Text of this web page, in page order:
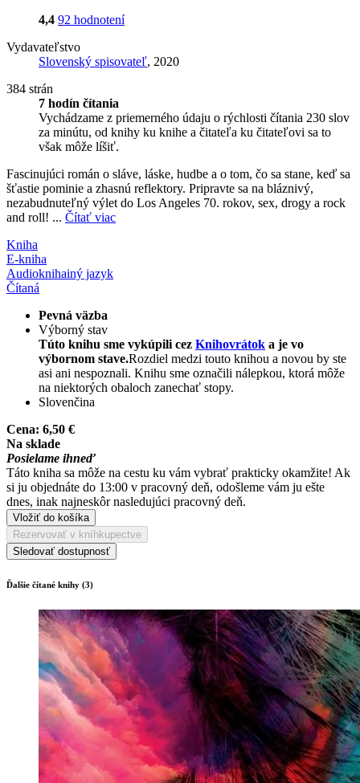
4,4 92 hodnotení
Vydavateľstvo
Slovenský spisovateľ, 2020
384 strán
7 hodín čítania
Vychádzame z priemerného údaju o rýchlosti čítania 230 slov
za minútu, od knihy ku knihe a čitateľa ku čitateľovi sa to
však môže líšiť.
Fascinujúci román o sláve, láske, hudbe a o tom, čo sa stane, keď sa
šťastie pominie a zhasnú reflektory. Pripravte sa na bláznivý,
nezabudnuteľný výlet do Los Angeles 70. rokov, sex, drogy a rock
and roll! ... Čítať viac
Kniha
E-kniha
Audioknihainý jazyk
Čítaná
Pevná väzba
Výborný stav
Túto knihu sme vykúpili cez Knihovrátok a je vo
výbornom stave.Rozdiel medzi touto knihou a novou by ste
asi ani nespoznali. Knihu sme označili nálepkou, ktorá môže
na niektorých obaloch zanechať stopy.
Slovenčina
Cena: 6,50 €
Na sklade
Posielame ihneď
Táto kniha sa môže na cestu ku vám vybrať prakticky okamžite! Ak
si ju objednáte do 13:00 v pracovný deň, odošleme vám ju ešte
dnes, inak najneskôr nasledujúci pracovný deň.
Vložiť do košíka
Rezervovať v kníhkupectve
Sledovať dostupnosť
Ďalšie čítané knihy (3)